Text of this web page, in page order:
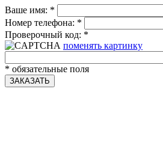
Ваше имя: *
Номер телефона: *
Проверочный код: *
поменять картинку
* обязательные поля
ЗАКАЗАТЬ